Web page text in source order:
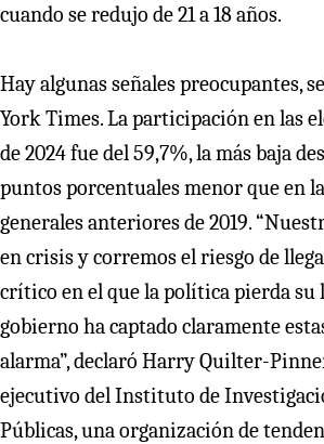
cuando se redujo de 21 a 18 años.
Hay algunas señales preocupantes,
York Times. La participación en las
de 2024 fue del 59,7%, la más baja
puntos porcentuales menor que en
generales anteriores de 2019.
en crisis y corremos el riesgo de
crítico en el que la política pierda su
gobierno ha captado claramente
alarma”, declaró Harry Quilter-
ejecutivo del Instituto de
Públicas, una organización de